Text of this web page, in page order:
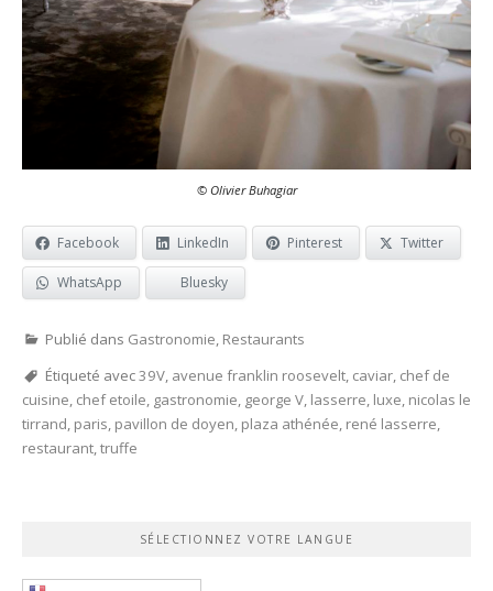
© Olivier Buhagiar
Facebook LinkedIn Pinterest Twitter
WhatsApp Bluesky
Publié dans Gastronomie Restaurants
Étiqueté avec39V avenue franklin roosevelt caviar chef de
cuisine chef etoile gastronomie george V lasserre luxe nicolas le
tirrand paris pavillon de doyen plaza athénée rené lasserre
restaurant truffe
SÉLECTIONNEZ VOTRE LANGUE